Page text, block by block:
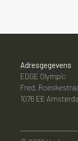
Adresgegevens
EDGE Olympic
Fred.
1076 EE